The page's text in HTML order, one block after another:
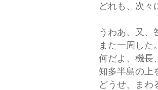
どれも、次々
うわあ、又、
また一周した
何だよ、機長
知多半島の上
どうせ、まわ